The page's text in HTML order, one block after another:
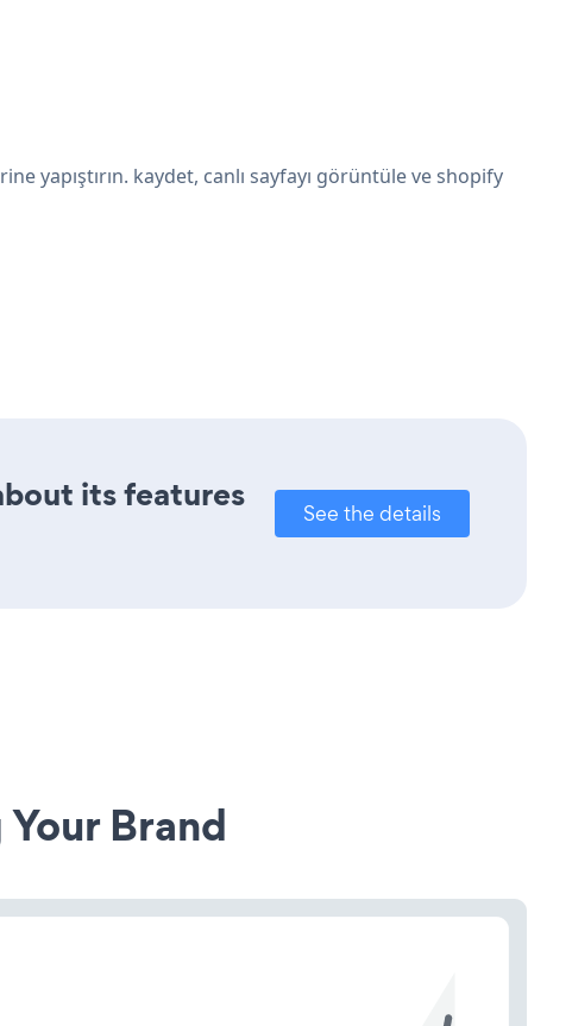
kaydet, canlı sayfayı görüntüle ve shopify
its features
See the details
Brand